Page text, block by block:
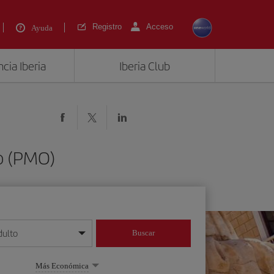
Ayuda Registro Acceso
Iberia Iberia Club
(PMO)
mes/año
Buscar
Más Económica